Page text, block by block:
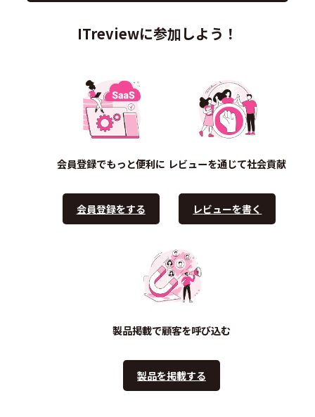
ITreviewに参加しよう！
会員登録でもっと便利に
会員登録をする
レビューを通じて社会貢献
レビューを書く
製品掲載で顧客を呼び込む
製品を掲載する